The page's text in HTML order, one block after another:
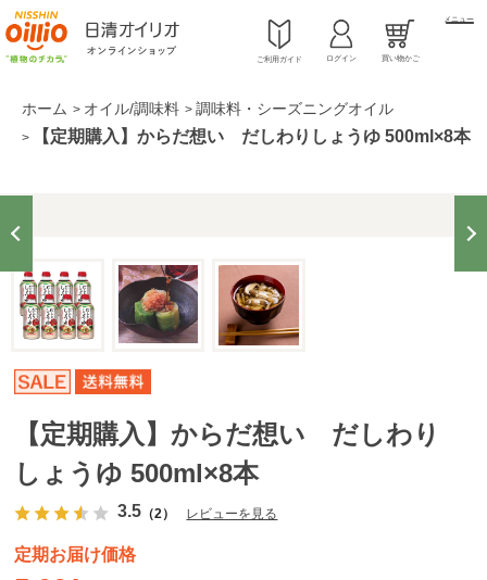
ご利用ガイド ログイン 買い物かご
メニュー
ホーム > オイル/調味料 > 調味料・シーズニングオイル
> 【定期購入】からだ想い だしわりしょうゆ 500ml×8本
【定期購入】からだ想い だしわり
しょうゆ 500ml×8本
3.5 （2） レビューを見る
定期お届け価格